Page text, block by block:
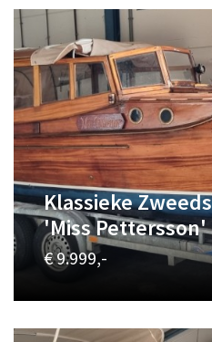
Klassieke
'Miss Pettersson'
€ 9.999,-